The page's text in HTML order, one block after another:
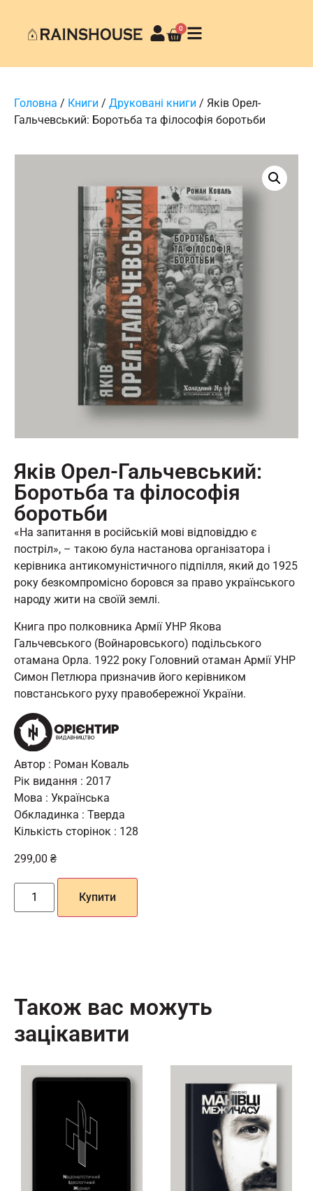
0
Головна / Книги / Друковані книги / Яків Орел-
Гальчевський: Боротьба та філософія боротьби
Яків Орел-Гальчевський:
Боротьба та філософія
боротьби
«На запитання в російській мові відповіддю є
постріл», – такою була настанова організатора і
керівника антикомуністичного підпілля, який до 1925
року безкомпромісно боровся за право українського
народу жити на своїй землі.
Книга про полковника Армії УНР Якова
Гальчевського (Войнаровського) подільського
отамана Орла. 1922 року Головний отаман Армії УНР
Симон Петлюра призначив його керівником
повстанського руху правобережної України.
Автор : Роман Коваль
Рік видання : 2017
Мова : Українська
Обкладинка : Тверда
Кількість сторінок : 128
299,00 ₴
Купити
Також вас можуть
зацікавити